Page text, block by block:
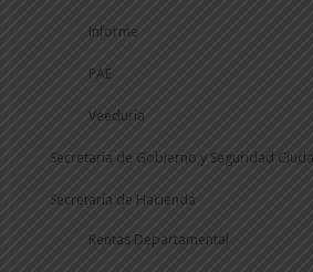
Informe
PAE
Veeduría
Secretaría de Gobierno y Seguridad
Secretaría de Hacienda
Rentas Departamental